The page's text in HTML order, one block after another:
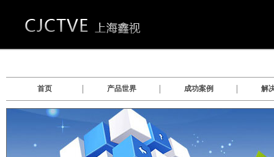
首页 产品世界 成功案例 解